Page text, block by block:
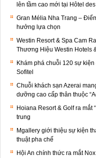
lên tầm cao mới tại Hôtel
Gran Mélia Nha Trang –
hưởng lựa chọn
Westin Resort & Spa Cam
Thương Hiệu Westin Hotels
Khám phá chuỗi 120 sự
Sofitel
Chuỗi khách sạn Azerai
dưỡng cao cấp thân thuộc
Hoiana Resort & Golf ra mắt
trung
Mgallery giới thiệu sự kiện
thuật pha chế
Hội An chính thức ra mắt